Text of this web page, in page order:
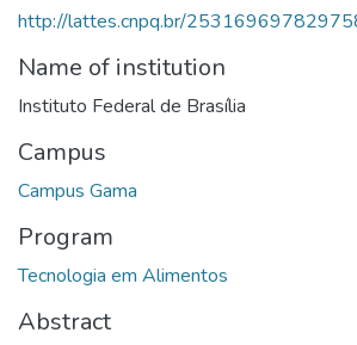
http://lattes.cnpq.br/
Name of institution
Instituto Federal de Brasília
Campus
Campus Gama
Program
Tecnologia em Alimentos
Abstract